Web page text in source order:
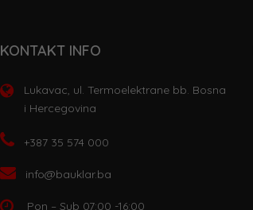
KONTAKT INFO
Lukavac, ul. Termoelektrane bb. Bosna
i Hercegovina
+387 35 574 000
info@bauklar.ba
Pon – Sub 07:00 -16:00